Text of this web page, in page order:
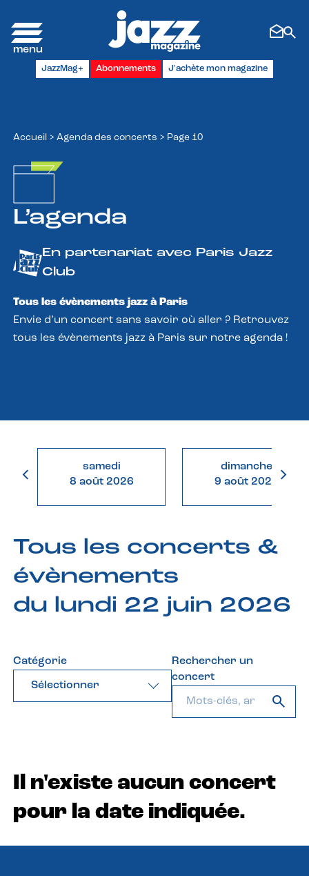
JazzMag+ Abonnements J'achète mon magazine
Accueil > Agenda des concerts > Page 10
L’agenda
En partenariat avec Paris Jazz
Club
Tous les évènements jazz à Paris
Envie d’un concert sans savoir où aller ? Retrouvez
tous les évènements jazz à Paris sur notre agenda !
samedi
8 août 2026
dimanche
9 août 2026
Tous les concerts &
évènements
du lundi 22 juin 2026
Catégorie
Sélectionner
Rechercher un
concert
Il n'existe aucun concert
pour la date indiquée.